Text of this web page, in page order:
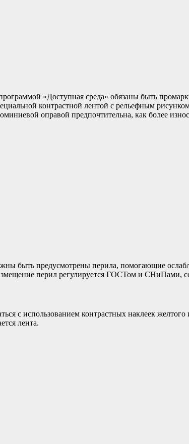
«Доступная среда» обязаны быть
контрастной лентой с рельефным
оправой предпочтительна, как более
быть предусмотрены перила, помогающие
перил регулируется ГОСТом и СНиПами,
с использованием контрастных наклеек
лента.